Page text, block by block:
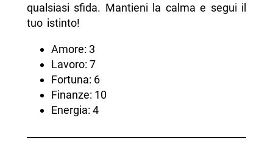
qualsiasi sfida. Mantieni la calma e segui il
tuo istinto!
Amore: 3
Lavoro: 7
Fortuna: 6
Finanze: 10
Energia: 4